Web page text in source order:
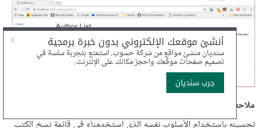
ملاحظة
تحسينه باستخدام الأسلوب نفسه الذي استخدمناه في قائمة نسخ الكتب